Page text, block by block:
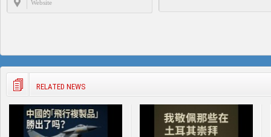
RELATED NEWS